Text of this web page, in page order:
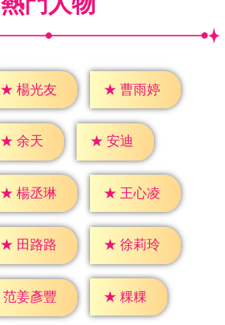
★ 楊光友 ★ 曹雨婷
★ 余天 ★ 安迪
★ 楊丞琳 ★ 王心凌
★ 田路路 ★ 徐莉玲
范姜彥豐 ★ 粿粿